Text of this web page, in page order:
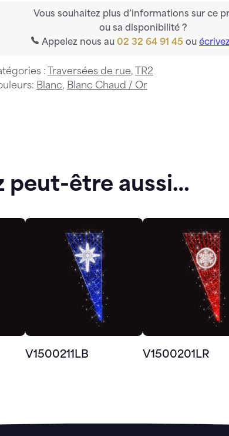
Vous souhaitez plus d’informations sur ce
ou sa disponibilité ?
Appelez nous au02 32 64 91 45 ou
: Traversées de rue,
TR2
Blanc, Blanc Chaud / Or
peut-être aussi…
V1500211LB V1500201LR